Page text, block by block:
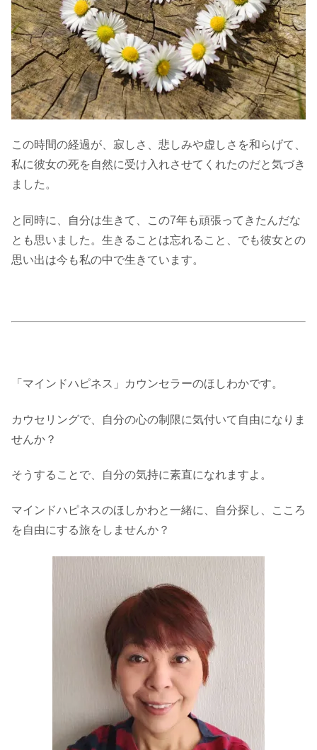
この時間の経過が、寂しさ、悲しみや虚しさを和らげて、
私に彼女の死を自然に受け入れさせてくれたのだと気づき
ました。
と同時に、自分は生きて、この7年も頑張ってきたんだな
とも思いました。生きることは忘れること、でも彼女との
思い出は今も私の中で生きています。
「マインドハピネス」カウンセラーのほしわかです。
カウセリングで、自分の心の制限に気付いて自由になりま
せんか？
そうすることで、自分の気持に素直になれますよ。
マインドハピネスのほしかわと一緒に、自分探し、こころ
を自由にする旅をしませんか？